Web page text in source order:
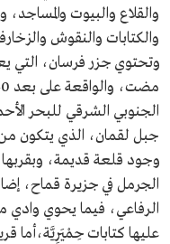
والقلاع والبيوت
والكتابات والنقوش
الجنوبي الشرقي للبحر
جبل لقمان، الذي يتكون
وجود قلعة قديمة، وبقربها
الجرمل في جزيرة قماح،
الرفاعي، فيما يحوي